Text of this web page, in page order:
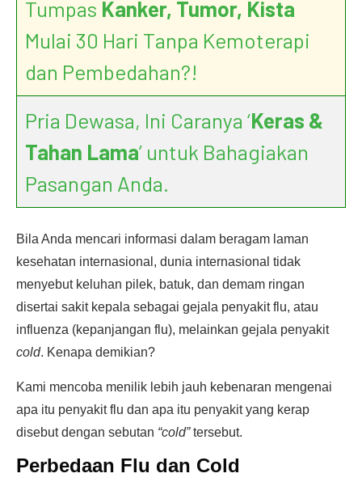
Tumpas Kanker, Tumor, Kista
Mulai 30 Hari Tanpa Kemoterapi
dan Pembedahan?!
Pria Dewasa, Ini Caranya ‘Keras &
Tahan Lama’ untuk Bahagiakan
Pasangan Anda.
Bila Anda mencari informasi dalam beragam laman
kesehatan internasional, dunia internasional tidak
menyebut keluhan pilek, batuk, dan demam ringan
disertai sakit kepala sebagai gejala penyakit flu, atau
influenza (kepanjangan flu), melainkan gejala penyakit
cold. Kenapa demikian?
Kami mencoba menilik lebih jauh kebenaran mengenai
apa itu penyakit flu dan apa itu penyakit yang kerap
disebut dengan sebutan “cold”tersebut.
Perbedaan Flu dan Cold